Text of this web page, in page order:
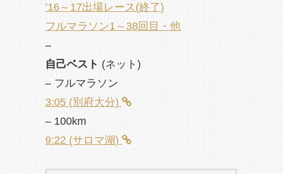
’16～17出場レース(終了)
フルマラソン1～38回目・他
–
自己ベスト (ネット)
– フルマラソン
3:05 (別府大分)
– 100km
9:22 (サロマ湖)